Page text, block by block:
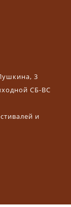
3
СБ-ВС
и